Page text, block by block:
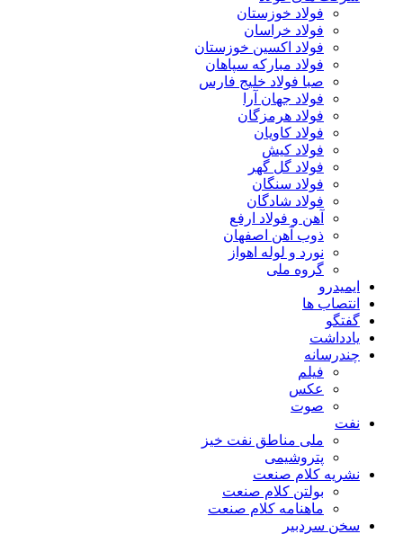
فولاد خوزستان
فولاد خراسان
فولاد اکسین خوزستان
فولاد مبارکه سپاهان
صبا فولاد خلیج فارس
فولاد جهان آرا
فولاد هرمزگان
فولاد کاویان
فولاد کیش
فولاد گل گهر
فولاد سنگان
فولاد شادگان
آهن و فولاد ارفع
ذوب آهن اصفهان
نورد و لوله اهواز
گروه ملی
ایمیدرو
انتصاب ها
گفتگو
یادداشت
چندرسانه
فیلم
عکس
صوت
نفت
ملی مناطق نفت خیز
پتروشیمی
نشریه کلام صنعت
بولتن کلام صنعت
ماهنامه کلام صنعت
سخن سردبیر